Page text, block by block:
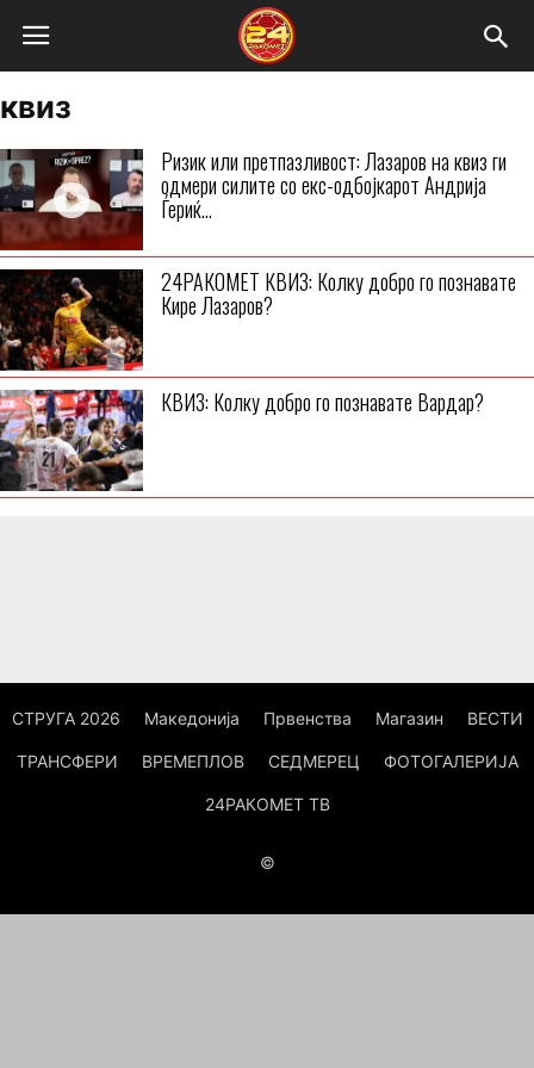
квиз
Ризик или претпазливост: Лазаров на квиз ги
одмери силите со екс-одбојкарот Андрија
Ѓериќ...
24РАКОМЕТ КВИЗ: Колку добро го познавате
Кире Лазаров?
КВИЗ: Колку добро го познавате Вардар?
СТРУГА 2026 Македонија Првенства Магазин ВЕСТИ
ТРАНСФЕРИ ВРЕМЕПЛОВ СЕДМЕРЕЦ ФОТОГАЛЕРИЈА
24РАКОМЕТ ТВ
©